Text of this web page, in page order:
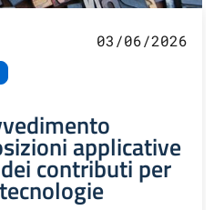
03/06/2026
applicative
contributi per